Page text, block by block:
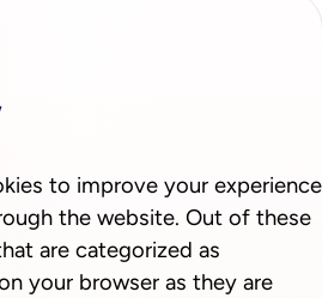
to improve your experience
the website. Out of these
are categorized as
your browser as they are